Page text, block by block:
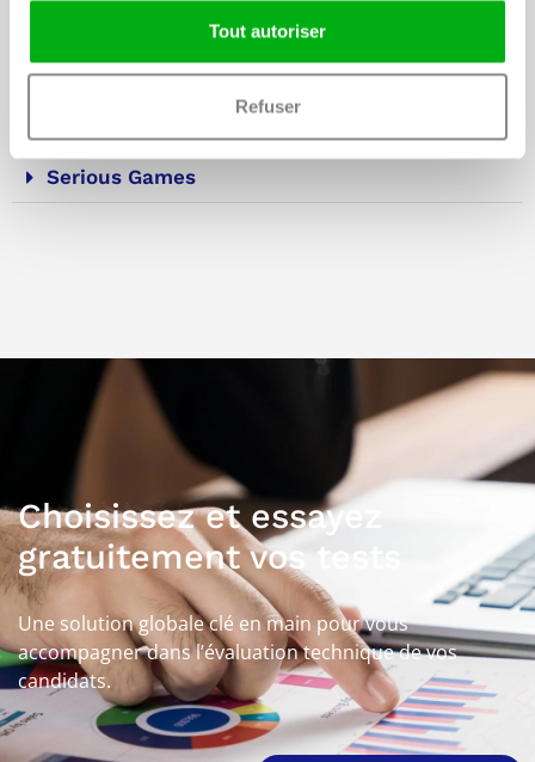
Tout autoriser
Refuser
Nos autres tests de
prévention
Serious Games
Choisissez et essayez
gratuitement vos tests
Une solution globale clé en main pour vous
accompagner dans l’évaluation technique de vos
candidats.